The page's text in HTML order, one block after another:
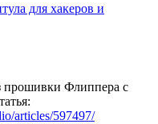
для хакеров и
прошивки Флиппера с
articles/597497/